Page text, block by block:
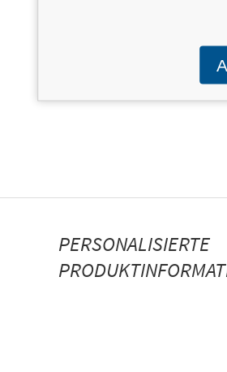
ÜBER MILLICENT
PERSONALISIERTE